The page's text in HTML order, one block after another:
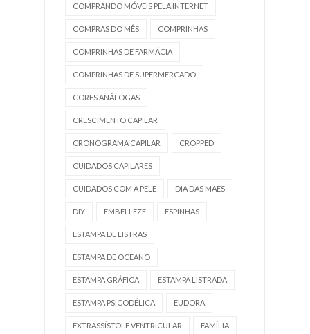
COMPRANDO MÓVEIS PELA INTERNET
COMPRAS DO MÊS COMPRINHAS
COMPRINHAS DE FARMÁCIA
COMPRINHAS DE SUPERMERCADO
CORES ANÁLOGAS
CRESCIMENTO CAPILAR
CRONOGRAMA CAPILAR CROPPED
CUIDADOS CAPILARES
CUIDADOS COM A PELE DIA DAS MÃES
DIY EMBELLEZE ESPINHAS
ESTAMPA DE LISTRAS
ESTAMPA DE OCEANO
ESTAMPA GRÁFICA ESTAMPA LISTRADA
ESTAMPA PSICODÉLICA EUDORA
EXTRASSÍSTOLE VENTRICULAR FAMÍLIA